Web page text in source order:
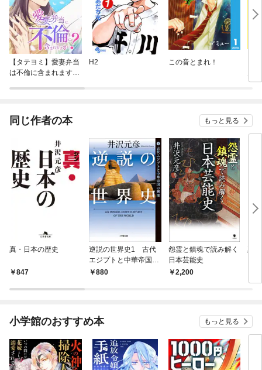
【タテヨミ】愛妻弁当
は不倫に含まれます
H2 この音とまれ！
ん～
同じ作者の本 もっと見る
真・日本の歴史
847
逆説の世界史1 古代
エジプトと中華帝国の
興廃880
怨霊と鎮魂で読み解く
日本芸能史
2,200
真
小学館のおすすめ本 もっと見る